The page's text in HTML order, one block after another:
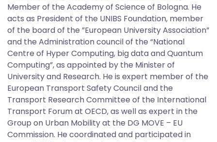
Member of the Academy of Science of Bologna. He
acts as President of the UNIBS Foundation, member
of the board of the ”European University Association”
and the Administration council of the “National
Centre of Hyper Computing, big data and Quantum
Computing”, as appointed by the Minister of
University and Research. He is expert member of the
European Transport Safety Council and the
Transport Research Committee of the International
Transport Forum at OECD, as well as expert in the
Group on Urban Mobility at the DG MOVE – EU
Commission. He coordinated and participated in